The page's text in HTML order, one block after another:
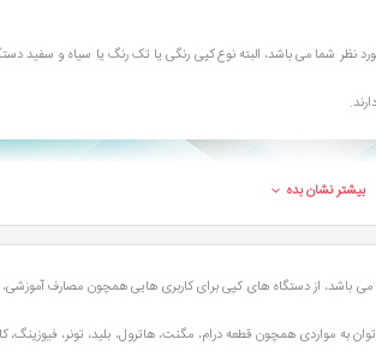
نظر شما می باشد، البته نوع کپی رنگی یا تک رنگ یا سیاه و
بیشتر نشان بده
باشد، از دستگاه های کپی برای کاربری هایی همچون مصارف آموزشی،
مواردی همچون قطعه درام، مگنت، هاترول، بلید، تونر، فیوزینگ،